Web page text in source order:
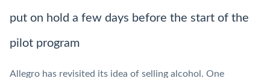
put on hold a few days before the start of the
pilot program
Allegro has revisited its idea of selling alcohol. One